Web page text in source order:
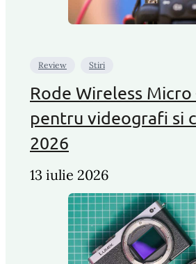
Review Stiri
Rode Wireless
pentru videografi si
2026
13 iulie 2026